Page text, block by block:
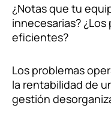
¿Notas que tu
innecesarias?
eficientes?
Los problemas
la rentabilidad de
gestión